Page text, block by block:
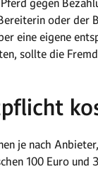
gegen
oder
eine eigene
sollte die
je nach
100 Euro